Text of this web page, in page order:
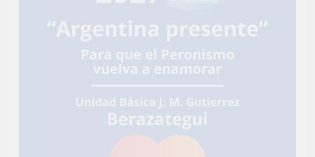
Newsmatic - Tema de WordPress para Noticias 2026.
Funciona gracias aBlazeThemes